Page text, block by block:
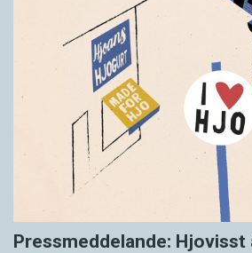
Pressmeddelande: Hjovisst